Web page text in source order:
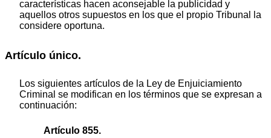
características hacen aconsejable la publicidad y
aquellos otros supuestos en los que el propio Tribunal la
considere oportuna.
Artículo único.
Los siguientes artículos de la Ley de Enjuiciamiento
Criminal se modifican en los términos que se expresan a
continuación:
Artículo 855.